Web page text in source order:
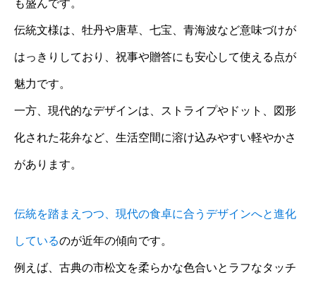
も盛んです。
伝統文様は、牡丹や唐草、七宝、青海波など意味づけが
はっきりしており、祝事や贈答にも安心して使える点が
魅力です。
一方、現代的なデザインは、ストライプやドット、図形
化された花弁など、生活空間に溶け込みやすい軽やかさ
があります。
伝統を踏まえつつ、現代の食卓に合うデザインへと進化
しているのが近年の傾向です。
例えば、古典の市松文を柔らかな色合いとラフなタッチ